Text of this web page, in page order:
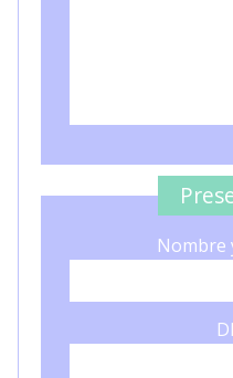
Nombre